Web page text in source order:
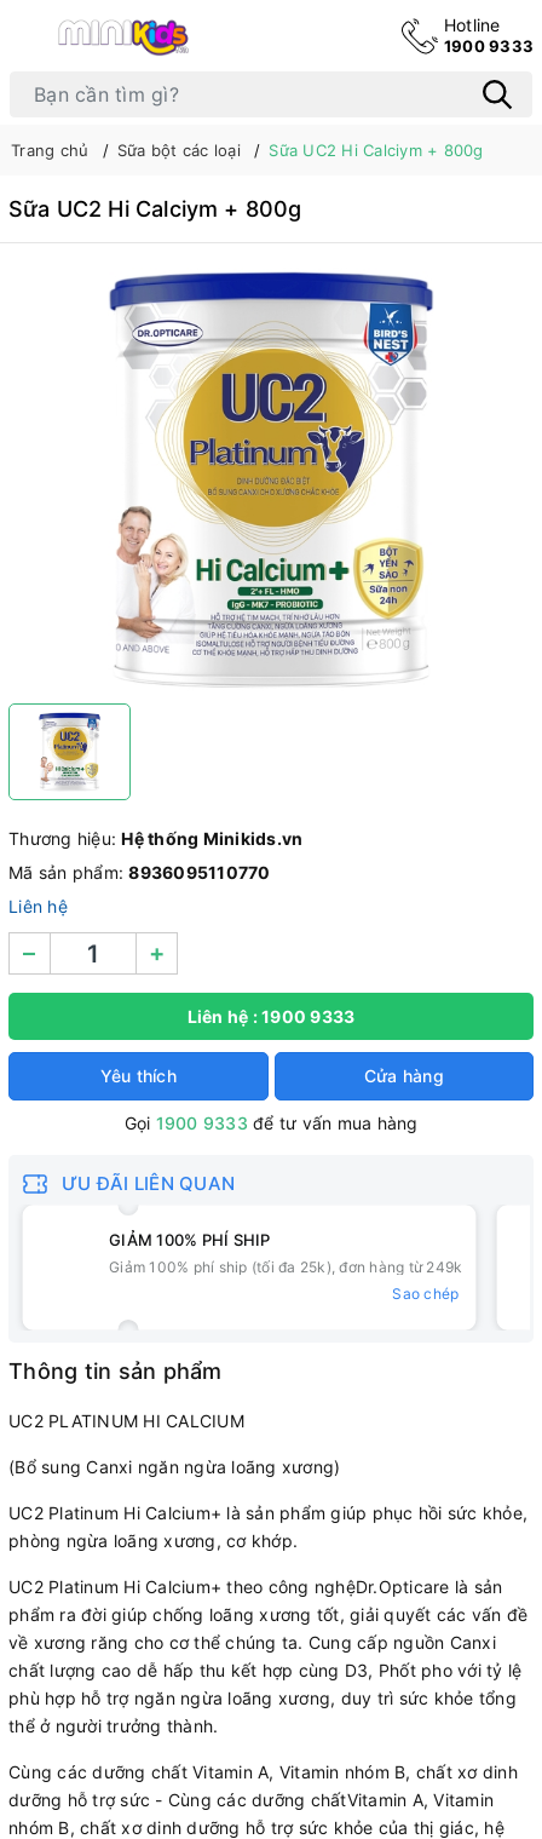
Hotline
1900 9333
Trang chủ Sữa bột các loại Sữa UC2 Hi Calciym + 800g
Sữa UC2 Hi Calciym + 800g
Thương hiệu:Hệ thống Minikids.vn
Mã sản phẩm:8936095110770
Liên hệ
– +
Liên hệ : 1900 9333
Yêu thích Cửa hàng
Gọi 1900 9333 để tư vấn mua hàng
ƯU ĐÃI LIÊN QUAN
GIẢM 100% PHÍ SHIP
Giảm 100% phí ship (tối đa 25k), đơn hàng từ 249k
Sao chép
Thông tin sản phẩm
UC2 PLATINUM HI CALCIUM
(Bổ sung Canxi ngăn ngừa loãng xương)
UC2 Platinum Hi Calcium+ là sản phẩm giúp phục hồi sức khỏe,
phòng ngừa loãng xương, cơ khớp.
UC2 Platinum Hi Calcium+ theo công nghệDr.Opticare là sản
phẩm ra đời giúp chống loãng xương tốt, giải quyết các vấn đề
về xương răng cho cơ thể chúng ta. Cung cấp nguồn Canxi
chất lượng cao dễ hấp thu kết hợp cùng D3, Phốt pho với tỷ lệ
phù hợp hỗ trợ ngăn ngừa loãng xương, duy trì sức khỏe tổng
thể ở người trưởng thành.
Cùng các dưỡng chất Vitamin A, Vitamin nhóm B, chất xơ dinh
dưỡng hỗ trợ sức - Cùng các dưỡng chấtVitamin A, Vitamin
nhóm B, chất xơ dinh dưỡng hỗ trợ sức khỏe của thị giác, hệ